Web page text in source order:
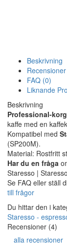
Beskrivning
FAQ (0)
Liknande
Beskrivning
Professional-
kaffe med en
Kompatibel med
(SP200M).
Material: Rostfritt
Har du en fråga
Staresso |
Se FAQ eller ställ
till frågor
Du hittar den i
Staresso -
Recensioner (4)
alla recensioner